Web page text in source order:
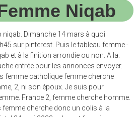
Niqab
Dimanche 14 mars à quoi
sur pinterest. Puis le tableau femme -
et à la finition arrondie ou non. A la.
entrée pour les annonces envoyer.
femme catholique femme cherche
2, ni son époux. Je suis pour
France 2, femme cherche homme.
cherche donc un colis à la